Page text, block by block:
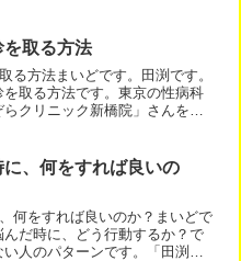
を取る方法
方法まいどです。田渕です。
取る方法です。東京の性病科
クリニック新橋院」さんを事
、何をすれば良いの
何をすれば良いのか？まいどで
だ時に、どう行動するか？で
人のパターンです。「田渕さ